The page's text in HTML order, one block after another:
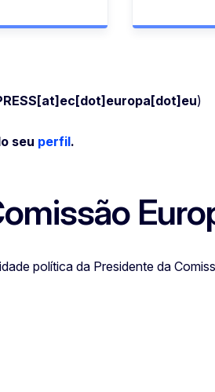
)
seu perfil.
política da Presidente da